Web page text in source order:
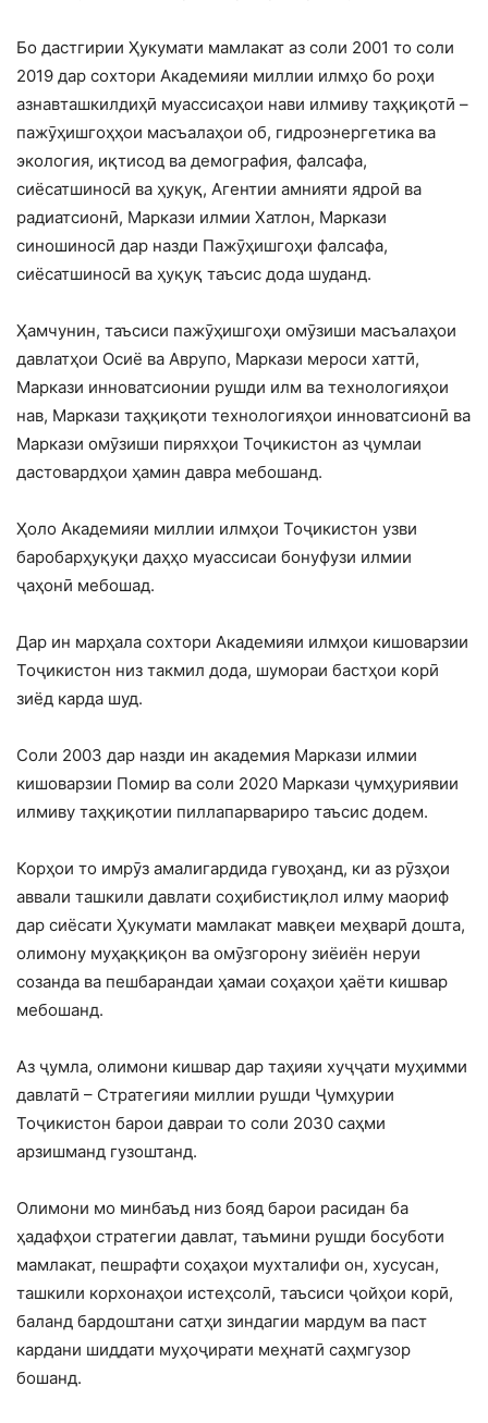
Бо дастгирии Ҳукумати мамлакат аз соли 2001 то соли
2019 дар сохтори Академияи миллии илмҳо бо роҳи
азнавташкилдиҳӣ муассисаҳои нави илмиву таҳқиқотӣ –
пажӯҳишгоҳҳои масъалаҳои об, гидроэнергетика ва
экология, иқтисод ва демография, фалсафа,
сиёсатшиносӣ ва ҳуқуқ, Агентии амнияти ядроӣ ва
радиатсионӣ, Маркази илмии Хатлон, Маркази
синошиносӣ дар назди Пажӯҳишгоҳи фалсафа,
сиёсатшиносӣ ва ҳуқуқ таъсис дода шуданд.
Ҳамчунин, таъсиси пажӯҳишгоҳи омӯзиши масъалаҳои
давлатҳои Осиё ва Аврупо, Маркази мероси хаттӣ,
Маркази инноватсионии рушди илм ва технологияҳои
нав, Маркази таҳқиқоти технологияҳои инноватсионӣ ва
Маркази омӯзиши пиряхҳои Тоҷикистон аз ҷумлаи
дастовардҳои ҳамин давра мебошанд.
Ҳоло Академияи миллии илмҳои Тоҷикистон узви
баробарҳуқуқи даҳҳо муассисаи бонуфузи илмии
ҷаҳонӣ мебошад.
Дар ин марҳала сохтори Академияи илмҳои кишоварзии
Тоҷикистон низ такмил дода, шумораи бастҳои корӣ
зиёд карда шуд.
Соли 2003 дар назди ин академия Маркази илмии
кишоварзии Помир ва соли 2020 Маркази ҷумҳуриявии
илмиву таҳқиқотии пиллапарвариро таъсис додем.
Корҳои то имрӯз амалигардида гувоҳанд, ки аз рӯзҳои
аввали ташкили давлати соҳибистиқлол илму маориф
дар сиёсати Ҳукумати мамлакат мавқеи меҳварӣ дошта,
олимону муҳаққиқон ва омӯзгорону зиёиён неруи
созанда ва пешбарандаи ҳамаи соҳаҳои ҳаёти кишвар
мебошанд.
Аз ҷумла, олимони кишвар дар таҳияи хуҷҷати муҳимми
давлатӣ – Стратегияи миллии рушди Ҷумҳурии
Тоҷикистон барои давраи то соли 2030 саҳми
арзишманд гузоштанд.
Олимони мо минбаъд низ бояд барои расидан ба
ҳадафҳои стратегии давлат, таъмини рушди босуботи
мамлакат, пешрафти соҳаҳои мухталифи он, хусусан,
ташкили корхонаҳои истеҳсолӣ, таъсиси ҷойҳои корӣ,
баланд бардоштани сатҳи зиндагии мардум ва паст
кардани шиддати муҳоҷирати меҳнатӣ саҳмгузор
бошанд.